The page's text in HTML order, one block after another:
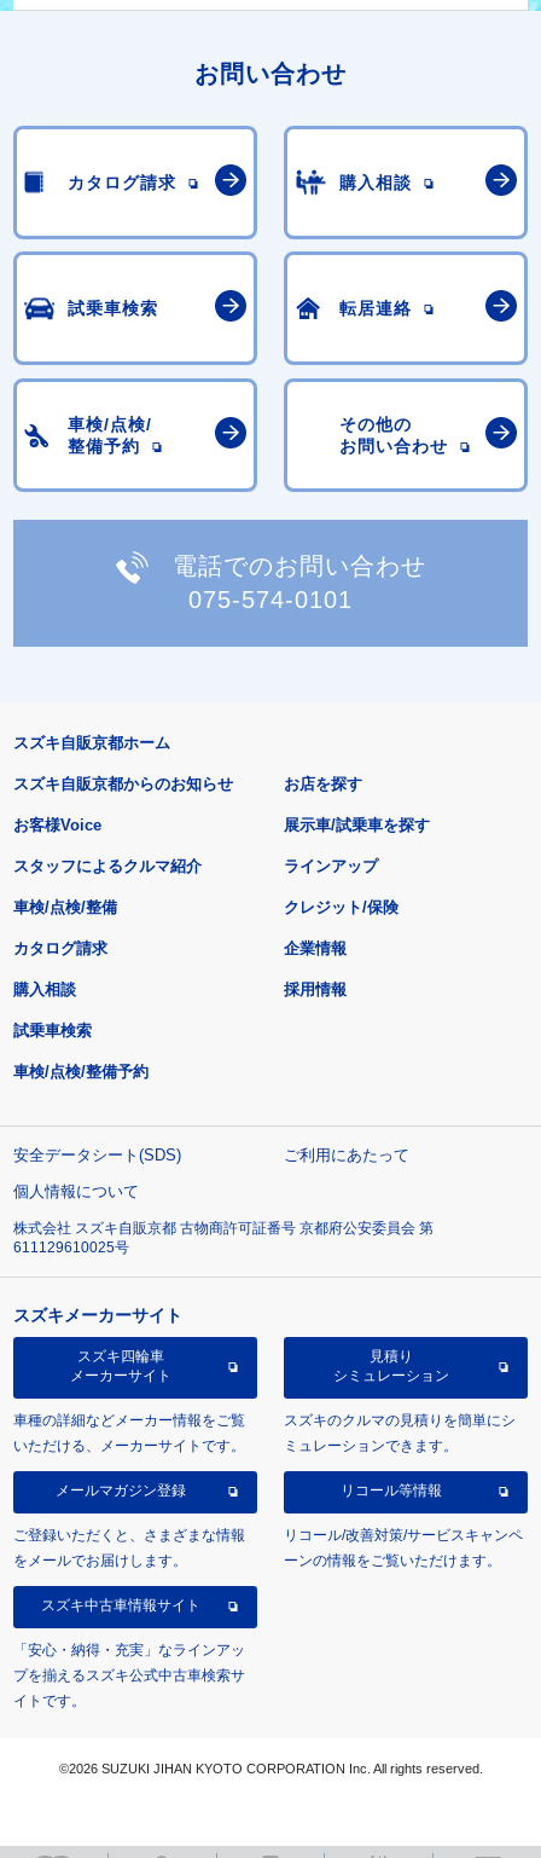
お問い合わせ
カタログ請求 購入相談
試乗車検索 転居連絡
車検/点検/
整備予約
その他の
お問い合わせ
電話でのお問い合わせ
075-574-0101
スズキ自販京都ホーム
スズキ自販京都からのお知らせ
お客様Voice
スタッフによるクルマ紹介
お店を探す
展示車/試乗車を探す
ラインアップ
車検/点検/整備 クレジット/保険
カタログ請求
購入相談
試乗車検索
車検/点検/整備予約
企業情報
採用情報
安全データシート(SDS)
ご利用にあたって
個人情報について
株式会社 スズキ自販京都 古物商許可証番号 京都府公安委員会 第
611129610025号
スズキメーカーサイト
スズキ四輪車
メーカーサイト
車種の詳細などメーカー情報をご覧
いただける、メーカーサイトです。
見積り
シミュレーション
スズキのクルマの見積りを簡単にシ
ミュレーションできます。
メールマガジン登録
ご登録いただくと、さまざまな情報
をメールでお届けします。
リコール等情報
リコール/改善対策/サービスキャンペ
ーンの情報をご覧いただけます。
スズキ中古車情報サイト
「安心・納得・充実」なラインアッ
プを揃えるスズキ公式中古車検索サ
イトです。
©2026 SUZUKI JIHAN KYOTO CORPORATION Inc. All rights reserved.